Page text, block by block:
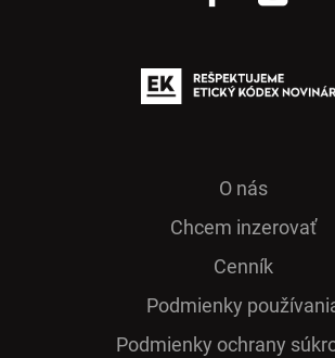
O nás
Chcem inzerovať
Cenník
Podmienky
Podmienky ochrany